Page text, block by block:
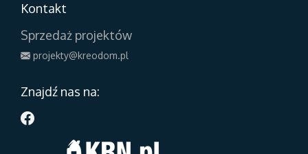
Kontakt
Sprzedaż projektów
projekty@kreodom.pl
Znajdź nas na: